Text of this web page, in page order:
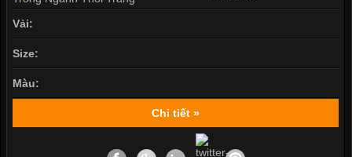
Vải:
Size:
Màu:
Chi tiết »